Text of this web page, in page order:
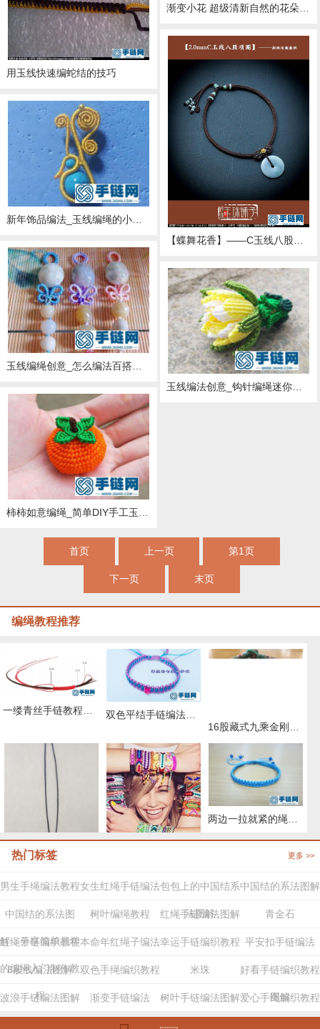
渐变小花 超级清新自然的花朵手绳 只需要玉线就可以DIY的夏日小花花手链
用玉线快速编蛇结的技巧
【蝶舞花香】——C玉线八股项圈
新年饰品编法_玉线编绳的小珠子挂饰
玉线编法创意_钩针编绳迷你昙花挂件
首页 上一页 第1页
下一页 末页
编绳教程推荐
双色平结手链编法图解，附平结手链收尾方法
两股绳金刚结编法图解,手编绳收尾结怎么打结 29种编绳手链教程，详细清楚热门款式的图解
更多 >>
热门标签
男生手绳编法教程女生红绳手链编法包包上的中国结系
法图解
中国结的系法图解
中国结的系法图
解，分享简单易学
的编绳入门制作教
程
树叶编绳教程 红绳手链编法图解 青金石
红绳手链编织教程本命年红绳子编法幸运手链编织教程 平安扣手链编法
8股线编法图解 双色手绳编织教程 米珠 好看手链编织教程
图解
波浪手链编法图解 渐变手链编法 树叶手链编法图解爱心手绳编织教程